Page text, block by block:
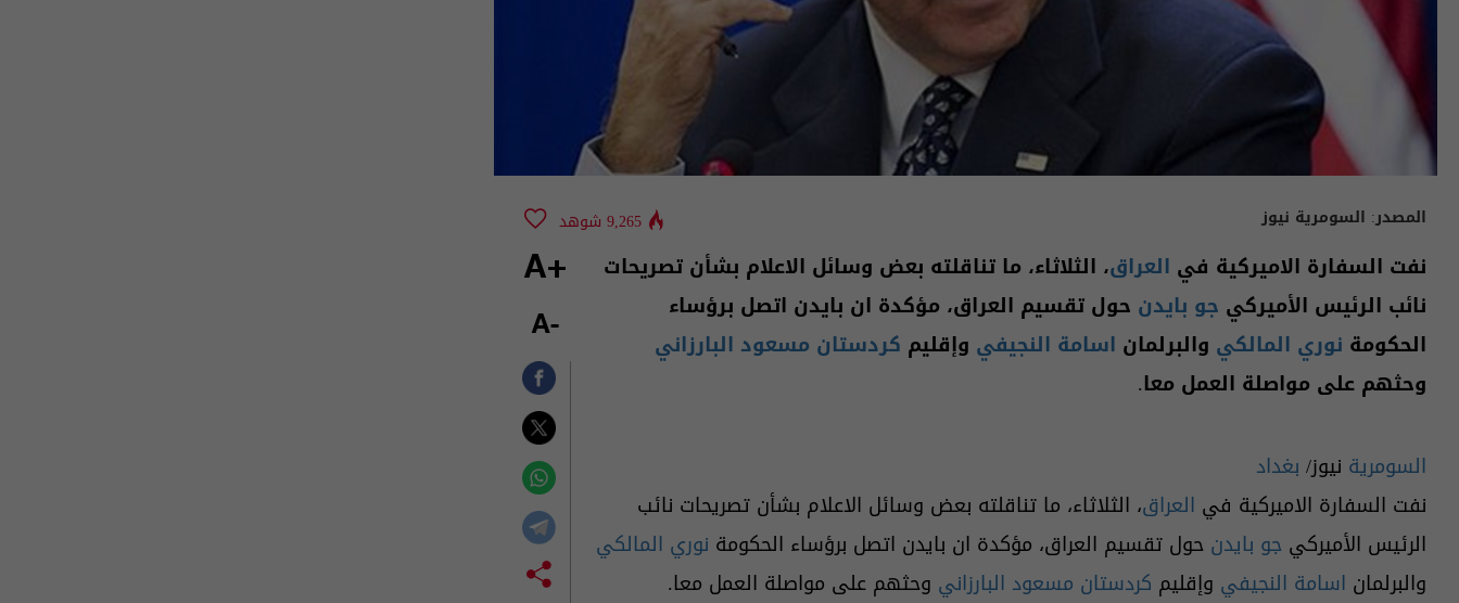
المصدر: السومرية نيوز 9,265 شوهد
نفت السفارة الاميركية في العراق، الثلاثاء، ما تناقلته بعض وسائل الاعلام بشأن تصريحات
نائب الرئيس الأميركي جو بايدن حول تقسيم العراق، مؤكدة ان بايدن اتصل برؤساء
الحكومة نوري المالكي والبرلمان اسامة النجيفي وإقليم كردستان مسعود البارزاني
وحثهم على مواصلة العمل معا.
السومرية نيوز/ بغداد
نفت السفارة الاميركية في العراق، الثلاثاء، ما تناقلته بعض وسائل الاعلام بشأن تصريحات نائب
الرئيس الأميركي جو بايدن حول تقسيم العراق، مؤكدة ان بايدن اتصل برؤساء الحكومة نوري المالكي
والبرلمان اسامة النجيفي وإقليم كردستان مسعود البارزاني وحثهم على مواصلة العمل معا.
+A
-A